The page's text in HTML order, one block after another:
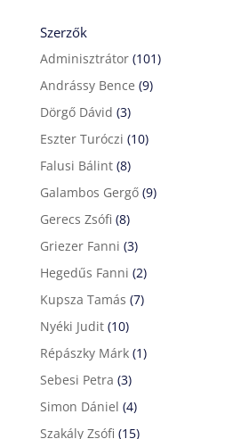
Szerzők
Adminisztrátor(101)
Andrássy Bence (9)
Dörgő Dávid (3)
Eszter Turóczi (10)
Falusi Bálint(8)
Galambos Gergő(9)
Gerecs Zsófi (8)
Griezer Fanni (3)
Hegedűs Fanni (2)
Kupsza Tamás (7)
Nyéki Judit(10)
Répászky Márk(1)
Sebesi Petra (3)
Simon Dániel (4)
Szakály Zsófi (15)